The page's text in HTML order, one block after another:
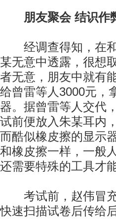
朋友聚会 结识作
经调查得知，在和
某无意中透露，很想
者无意，朋友中就有
给曾雷等人3000元，
器。据曾雷等人交代
试前便放入朱某耳内
而酷似橡皮擦的显示
和橡皮擦一样，一般
还需要特殊的工具才
考试前，赵伟冒充
快速扫描试卷后传给